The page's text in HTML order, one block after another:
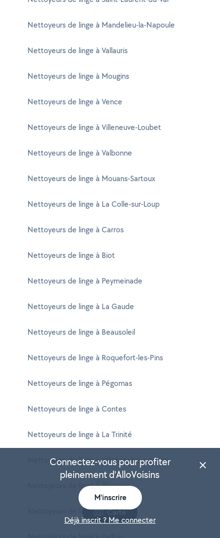
Nettoyeurs de linge à Mandelieu-la-Napoule
Nettoyeurs de linge à Vallauris
Nettoyeurs de linge à Mougins
Nettoyeurs de linge à Vence
Nettoyeurs de linge à Villeneuve-Loubet
Nettoyeurs de linge à Valbonne
Nettoyeurs de linge à Mouans-Sartoux
Nettoyeurs de linge à La Colle-sur-Loup
Nettoyeurs de linge à Carros
Nettoyeurs de linge à Biot
Nettoyeurs de linge à Peymeinade
Nettoyeurs de linge à La Gaude
Nettoyeurs de linge à Beausoleil
Nettoyeurs de linge à Roquefort-les-Pins
Nettoyeurs de linge à Pégomas
Nettoyeurs de linge à Contes
Nettoyeurs de linge à La Trinité
Nettoyeurs de linge à Villefranche-sur-Mer
Nettoyeurs de linge à Blausasc
Nettoyeurs de linge à Le Broc
Carte
Connectez-vous pour profiter
pleinement d'AlloVoisins
M'inscrire
Déjà inscrit ? Me connecter